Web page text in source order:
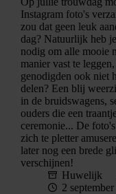
Instagram foto's
zou dat geen leuk
dag? Natuurlijk heb
nodig om alle mooie
manier vast te
genodigden ook niet
delen? Een blij
in de bruidswagens,
ouders die een
ceremonie... De
zich te pletter
later nog een brede
verschijnen!
Huwelijk
2